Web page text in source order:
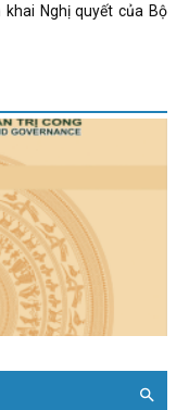
Nghị quyết của Bộ